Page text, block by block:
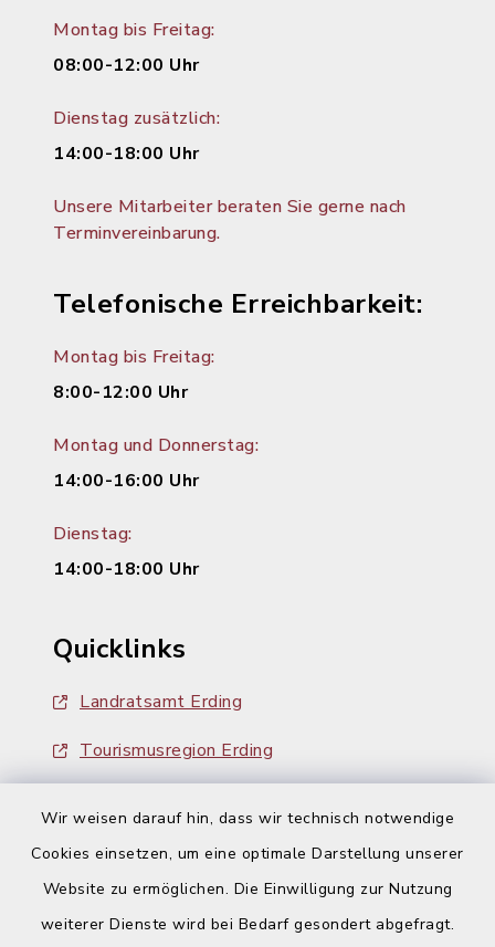
Wir weisen darauf hin, dass wir technisch notwendige
Cookies einsetzen, um eine optimale Darstellung unserer
Website zu ermöglichen. Die Einwilligung zur Nutzung
weiterer Dienste wird bei Bedarf gesondert abgefragt.
Montag bis Freitag:
08:00-12:00 Uhr
Dienstag zusätzlich:
14:00-18:00 Uhr
Unsere Mitarbeiter beraten Sie gerne nach
Terminvereinbarung.
Telefonische Erreichbarkeit:
Montag bis Freitag:
8:00-12:00 Uhr
Montag und Donnerstag:
14:00-16:00 Uhr
Dienstag:
14:00-18:00 Uhr
Quicklinks
Landratsamt Erding
Tourismusregion Erding